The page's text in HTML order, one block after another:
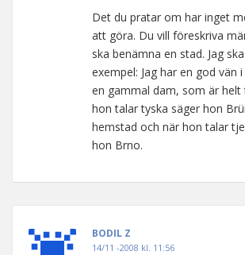
Det du pratar om har inget
att göra. Du vill föreskriva
ska benämna en stad. Jag
exempel: Jag har en god vän
en gammal dam, som är helt
hon talar tyska säger hon
hemstad och när hon talar
hon Brno.
BODIL Z
14/11 -2008 kl. 11:56